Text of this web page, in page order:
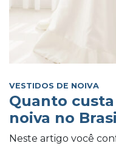
VESTIDOS DE NOIVA
Quanto
noiva no
Neste artigo você